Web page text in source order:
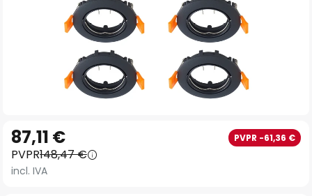
comienzo
de
87,11 € PVPR -61,36 €
PVPR148,47 €
incl. IVA